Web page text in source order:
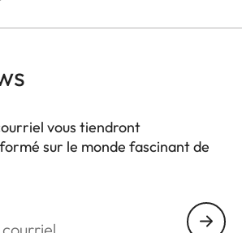
vous tiendront
sur le monde fascinant de